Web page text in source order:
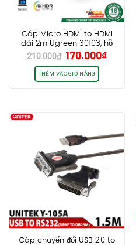
Cáp Micro HDMI to HDMI
dài 2m Ugreen 30103, hỗ
trợ 4K60Hz HDR
210.000₫ Giá
gốc
là:
210.000₫.
170.000₫Giá
THÊM VÀO GIỎ HÀNG
Cáp chuyển đổi USB 2.0 to